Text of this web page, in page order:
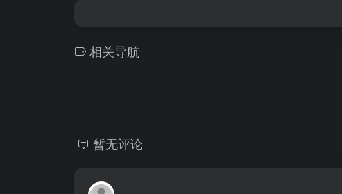
相关导航
暂无评论